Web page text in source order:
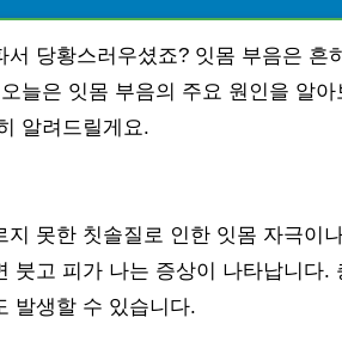
당황스러우셨죠? 잇몸 부음은 흔
늘은 잇몸 부음의 주요 원인을 알
알려드릴게요.
지 못한 칫솔질로 인한 잇몸 자극이
붓고 피가 나는 증상이 나타납니다.
발생할 수 있습니다.